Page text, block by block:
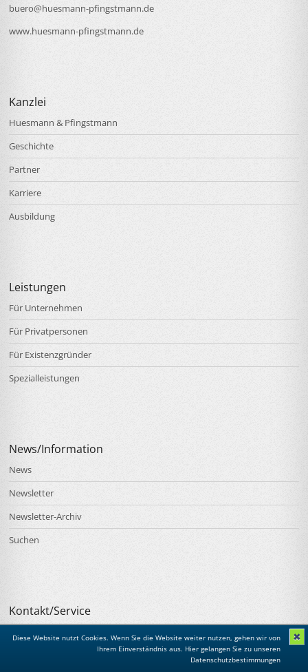
Diese Website nutzt Cookies. Wenn Sie die Website weiter nutzen, gehen wir von
Ihrem Einverständnis aus. Hier gelangen Sie zu unseren
Datenschutzbestimmungen
✖
buero@huesmann-pfingstmann.de
www.huesmann-pfingstmann.de
Kanzlei
Huesmann & Pfingstmann
Geschichte
Partner
Karriere
Ausbildung
Leistungen
Für Unternehmen
Für Privatpersonen
Für Existenzgründer
Spezialleistungen
News/Information
News
Newsletter
Newsletter-Archiv
Suchen
Kontakt/Service